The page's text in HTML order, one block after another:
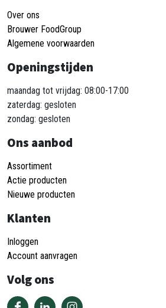
Over ons
Brouwer FoodGroup
Algemene voorwaarden
Openingstijden
maandag tot vrijdag: 08:00-17:00
zaterdag: gesloten
zondag: gesloten
Ons aanbod
Assortiment
Actie producten
Nieuwe producten
Klanten
Inloggen
Account aanvragen
Volg ons